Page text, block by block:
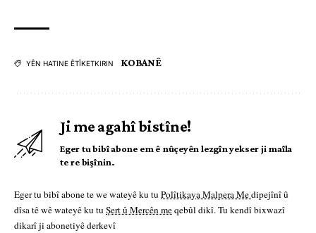
YÊN HATINE ÊTÎKETKIRIN KOBANÊ
Ji me agahî bistîne!
Eger tu bibî abone em ê nûçeyên lezgîn yekser ji maîla
te re bişînin.
Eger tu bibî abone te we wateyê ku tu Polîtikaya Malpera Medipejînî û
dîsa tê wê wateyê ku tu Şert û Mercên meqebûl dikî. Tu kendî bixwazî
dikarî ji abonetiyê derkevî